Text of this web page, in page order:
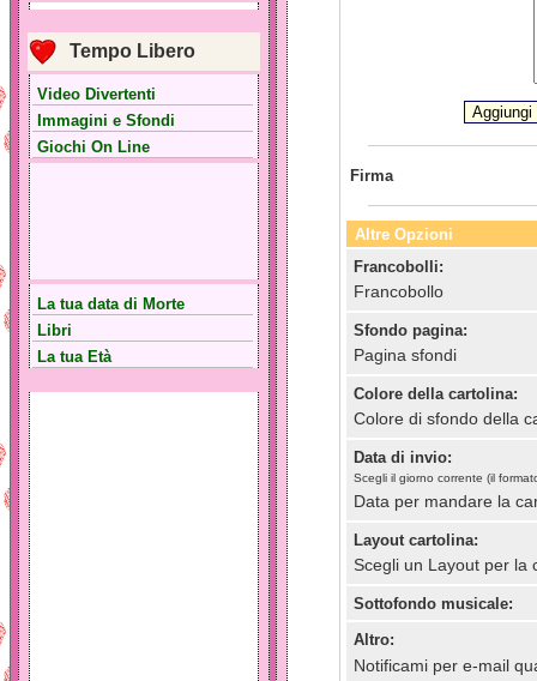
Tempo Libero
Video Divertenti
Immagini e Sfondi
Giochi On Line
La tua data di Morte
Libri
La tua Età
Firma
Altre Opzioni
Francobolli:
Francobollo
Sfondo pagina:
Pagina sfondi
Colore della cartolina:
Colore di sfondo della
Data di invio:
Scegli il giorno corrente (il
Data per mandare la
Layout cartolina:
Scegli un Layout per la
Sottofondo musicale:
Altro:
Notificami per e-mail